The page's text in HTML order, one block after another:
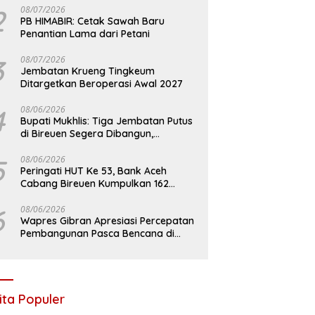
08/07/2026
PB HIMABIR: Cetak Sawah Baru
Penantian Lama dari Petani
08/07/2026
Jembatan Krueng Tingkeum
Ditargetkan Beroperasi Awal 2027
08/06/2026
Bupati Mukhlis: Tiga Jembatan Putus
di Bireuen Segera Dibangun,
08/06/2026
Peringati HUT Ke 53, Bank Aceh
Cabang Bireuen Kumpulkan 162
08/06/2026
Wapres Gibran Apresiasi Percepatan
Pembangunan Pasca Bencana di
Populer